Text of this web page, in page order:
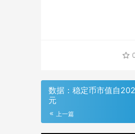
数据：稳定币市值自
元
上一篇